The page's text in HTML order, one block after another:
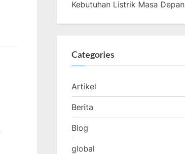
Kebutuhan Listrik Masa Depan
Categories
Artikel
Berita
Blog
global